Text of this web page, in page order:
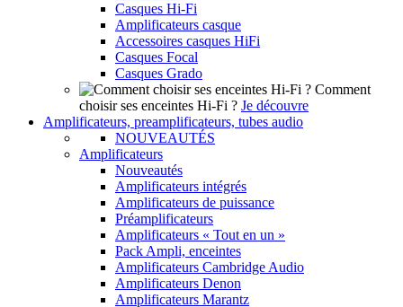
Casques Hi-Fi
Amplificateurs casque
Accessoires casques HiFi
Casques Focal
Casques Grado
Comment
choisir ses enceintes Hi-Fi ? Je découvre
Amplificateurs, preamplificateurs, tubes audio
NOUVEAUTÉS
Amplificateurs
Nouveautés
Amplificateurs intégrés
Amplificateurs de puissance
Préamplificateurs
Amplificateurs « Tout en un »
Pack Ampli, enceintes
Amplificateurs Cambridge Audio
Amplificateurs Denon
Amplificateurs Marantz